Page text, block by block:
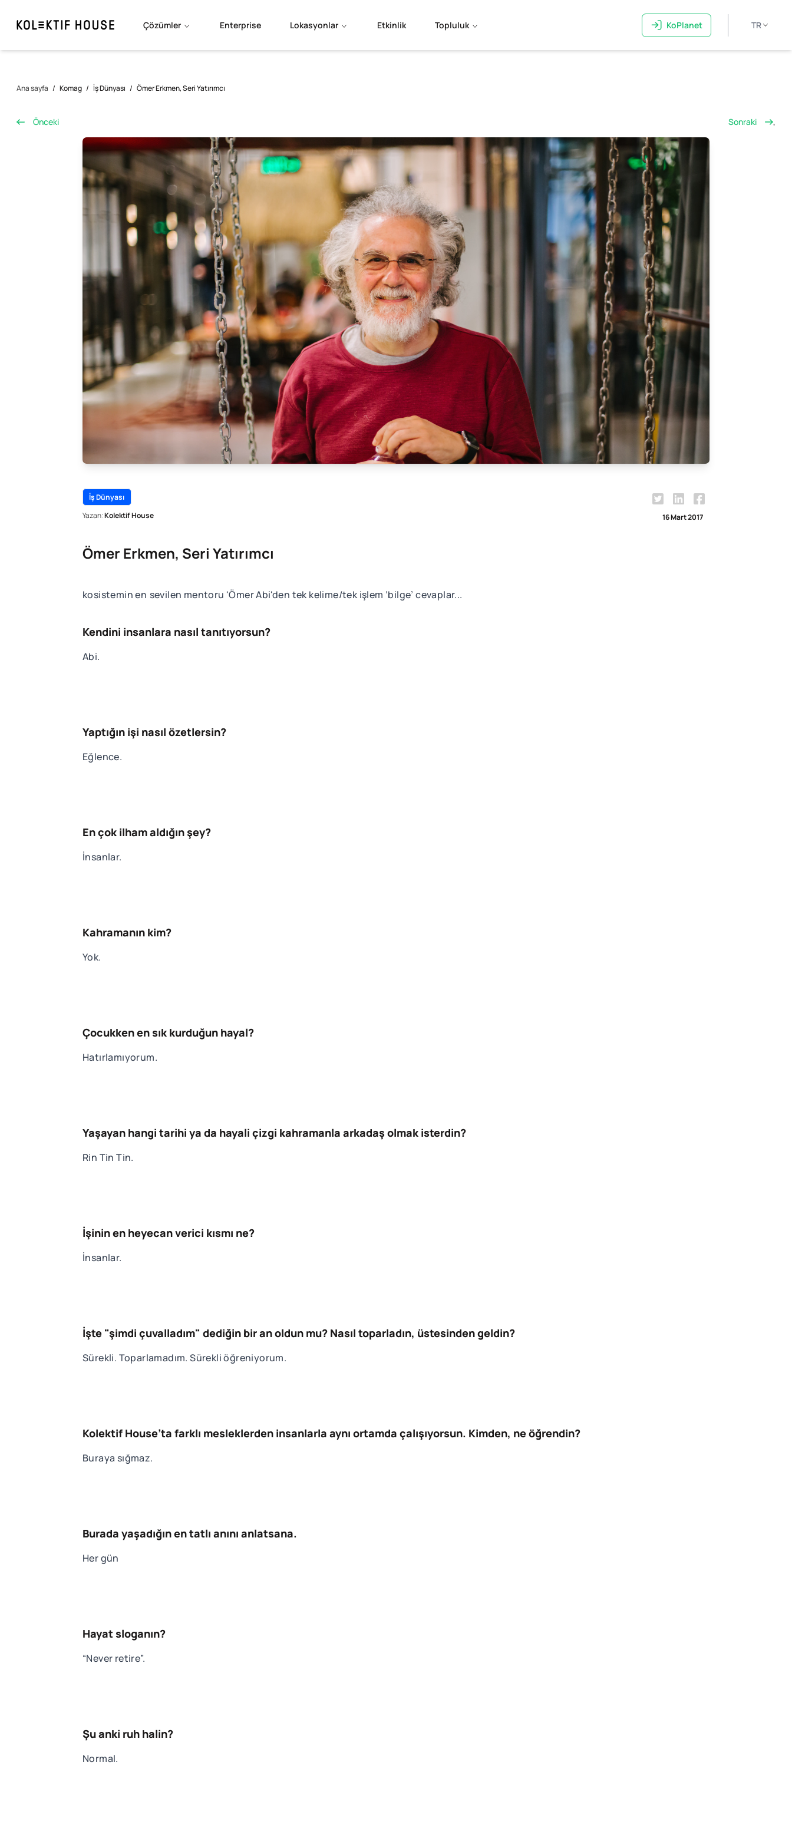
Çözümler Enterprise Lokasyonlar Etkinlik Topluluk KoPlanet TR
Ana sayfa / Komag / İş Dünyası / Ömer Erkmen, Seri Yatırımcı
Önceki Sonraki ,
İş Dünyası
Yazan:Kolektif House 16 Mart 2017
Ömer Erkmen, Seri Yatırımcı
kosistemin en sevilen mentoru 'Ömer Abi'den tek kelime/tek işlem ‘bilge’ cevaplar...
Kendini insanlara nasıl tanıtıyorsun?
Abi.
Yaptığın işi nasıl özetlersin?
Eğlence.
En çok ilham aldığın şey?
İnsanlar.
Kahramanın kim?
Yok.
Çocukken en sık kurduğun hayal?
Hatırlamıyorum.
Yaşayan hangi tarihi ya da hayali çizgi kahramanla arkadaş olmak isterdin?
Rin Tin Tin.
İşinin en heyecan verici kısmı ne?
İnsanlar.
İşte "şimdi çuvalladım" dediğin bir an oldun mu? Nasıl toparladın, üstesinden geldin?
Sürekli. Toparlamadım. Sürekli öğreniyorum.
Kolektif House’ta farklı mesleklerden insanlarla aynı ortamda çalışıyorsun. Kimden, ne öğrendin?
Buraya sığmaz.
Burada yaşadığın en tatlı anını anlatsana.
Her gün
Hayat sloganın?
“Never retire”.
Şu anki ruh halin?
Normal.